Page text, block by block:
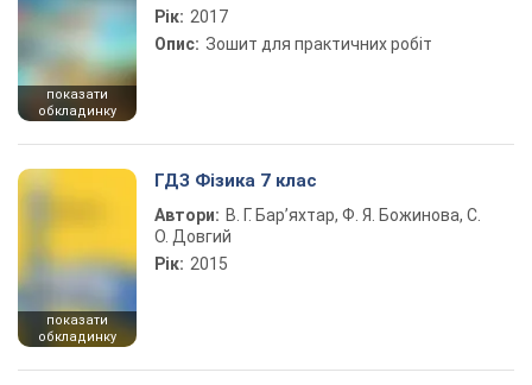
показати
обкладинку
Рік: 2017
Опис: Зошит для практичних робіт
показати
обкладинку
ГДЗ Фізика 7 клас
Автори: В. Г. Бар’яхтар, Ф. Я. Божинова, С.
О. Довгий
Рік: 2015